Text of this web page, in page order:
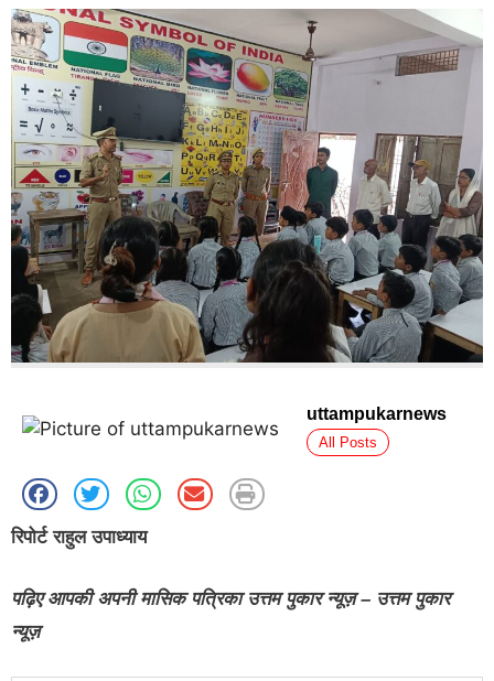
uttampukarnews
All Posts
रिपोर्ट राहुल उपाध्याय
पढ़िए आपकी अपनी मासिक पत्रिका उत्तम पुकार न्यूज़ – उत्तम पुकार
न्यूज़